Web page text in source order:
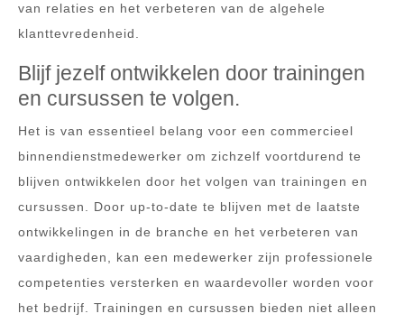
van relaties en het verbeteren van de algehele
klanttevredenheid.
Blijf jezelf ontwikkelen door trainingen
en cursussen te volgen.
Het is van essentieel belang voor een commercieel
binnendienstmedewerker om zichzelf voortdurend te
blijven ontwikkelen door het volgen van trainingen en
cursussen. Door up-to-date te blijven met de laatste
ontwikkelingen in de branche en het verbeteren van
vaardigheden, kan een medewerker zijn professionele
competenties versterken en waardevoller worden voor
het bedrijf. Trainingen en cursussen bieden niet alleen